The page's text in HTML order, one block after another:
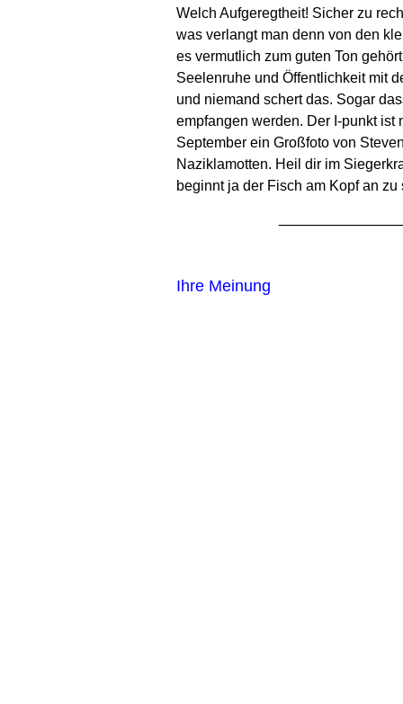
Welch Aufgeregtheit! Sicher zu
was verlangt man denn von den
es vermutlich zum guten Ton
Seelenruhe und Öffentlichkeit mit
und niemand schert das. Sogar
empfangen werden. Der I-punkt
September ein Großfoto von
Naziklamotten. Heil dir im
beginnt ja der Fisch am Kopf an
Ihre Meinung